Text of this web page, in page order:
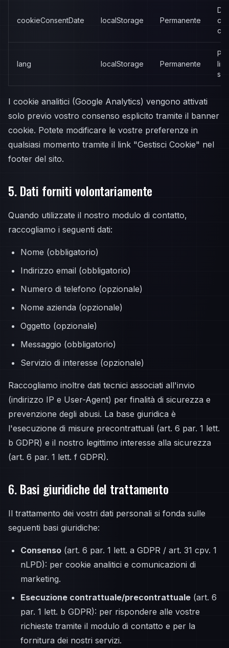
cookieConsentDate localStorage Permanente
lang localStorage Permanente
sito
I cookie analitici (Google Analytics) vengono attivati
solo previo vostro consenso esplicito tramite il banner
cookie. Potete modificare le vostre preferenze in
qualsiasi momento tramite il link "Gestisci Cookie" nel
footer del sito.
5. Dati forniti volontariamente
Quando utilizzate il nostro modulo di contatto,
raccogliamo i seguenti dati:
Nome (obbligatorio)
Indirizzo email (obbligatorio)
Numero di telefono (opzionale)
Nome azienda (opzionale)
Oggetto (opzionale)
Messaggio (obbligatorio)
Servizio di interesse (opzionale)
Raccogliamo inoltre dati tecnici associati all'invio
(indirizzo IP e User-Agent) per finalità di sicurezza e
prevenzione degli abusi. La base giuridica è
l'esecuzione di misure precontrattuali (art. 6 par. 1 lett.
b GDPR) e il nostro legittimo interesse alla sicurezza
(art. 6 par. 1 lett. f GDPR).
6. Basi giuridiche del trattamento
Il trattamento dei vostri dati personali si fonda sulle
seguenti basi giuridiche:
Consenso (art. 6 par. 1 lett. a GDPR / art. 31 cpv. 1
nLPD): per cookie analitici e comunicazioni di
marketing.
Esecuzione contrattuale/precontrattuale (art. 6
par. 1 lett. b GDPR): per rispondere alle vostre
richieste tramite il modulo di contatto e per la
fornitura dei nostri servizi.